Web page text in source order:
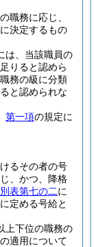
職務に応じ、
決定するもの
は、当該職員の
りると認めら
務の級に分類
と認められな
第一項の規定に
るその者の号
、かつ、降格
別表第七の二に
定める号給と
上下位の職務の
適用について